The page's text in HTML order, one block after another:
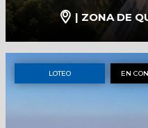
| ZONA DE
LOTEO EN